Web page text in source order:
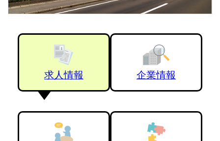
求人情報 企業情報